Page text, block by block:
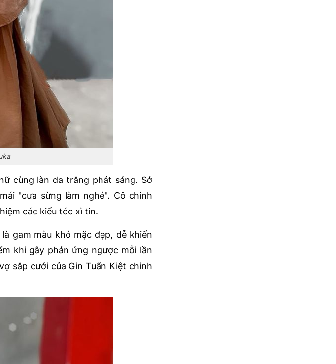
cùng làn da trắng phát sáng. Sở
"cưa sừng làm nghé". Cô chinh
các kiểu tóc xì tin.
gam màu khó mặc đẹp, dễ khiến
khi gây phản ứng ngược mỗi lần
sắp cưới của Gin Tuấn Kiệt chinh